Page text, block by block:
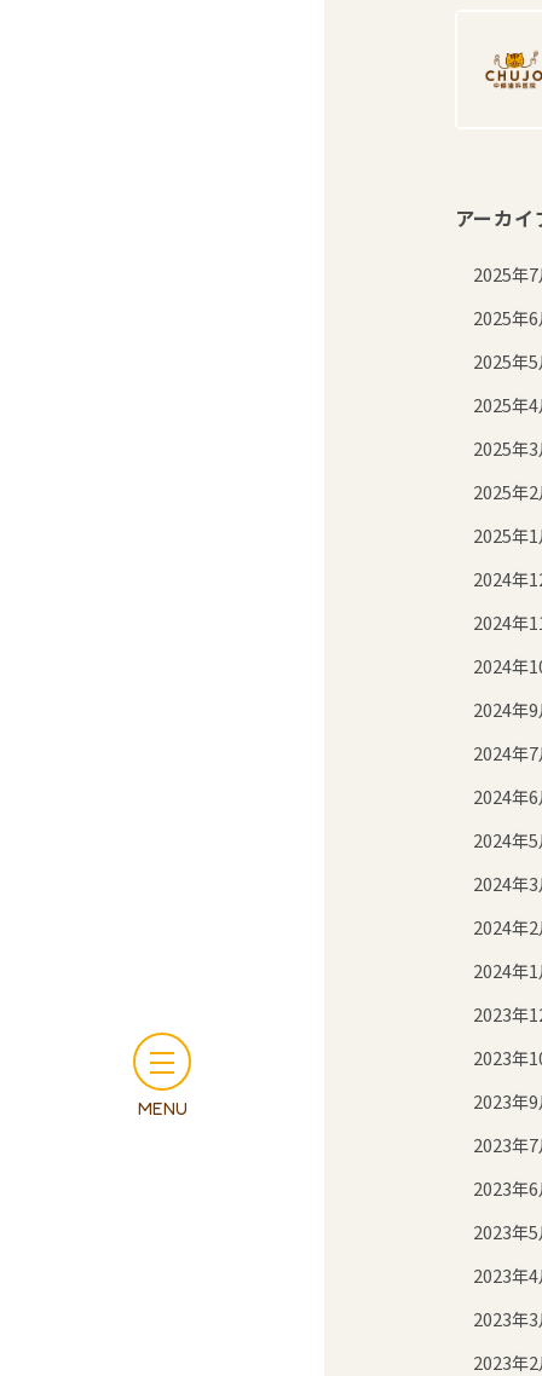
アーカイ
2025年7
2025年6
2025年5
2025年4
2025年3
2025年2
2025年1
2024年
2024年
2024年
2024年9
2024年7
2024年6
2024年5
2024年3
2024年2
2024年1
2023年
2023年
2023年9
2023年7
2023年6
2023年5
2023年4
2023年3
2023年2